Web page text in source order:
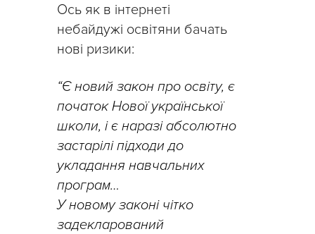
Ось як в інтернеті
небайдужі освітяни бачать
нові ризики:
“Є новий закон про освіту, є
початок Нової української
школи, і є наразі абсолютно
застарілі підходи до
укладання навчальних
програм…
У новому законі чітко
задекларований